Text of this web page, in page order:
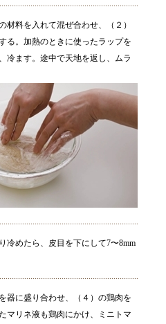
材料を入れて混ぜ合わせ、（２）
る。加熱のときに使ったラップを
冷ます。途中で天地を返し、ムラ
冷めたら、皮目を下にして7〜8mm
器に盛り合わせ、（４）の鶏肉を
マリネ液も鶏肉にかけ、ミニトマ